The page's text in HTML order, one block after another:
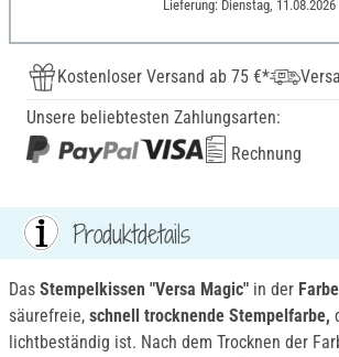
Lieferung: Dienstag,
Kostenloser Versand ab 75 €*
Unsere beliebtesten Zahlungsarten:
Rechnung
Produktdetails
Das Stempelkissen "Versa Magic" in der
säurefreie, schnell trocknende Stempelfarbe,
lichtbeständig ist. Nach dem Trocknen der